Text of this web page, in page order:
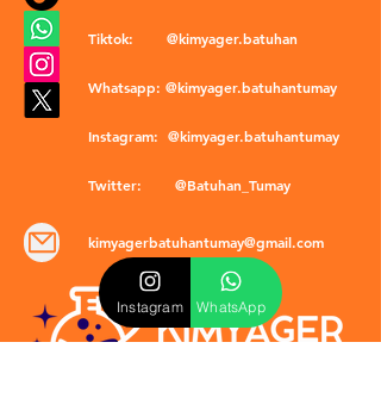
Tiktok: @kimyager.batuhan
Whatsapp: @kimyager.batuhantumay
Instagram: @kimyager.batuhantumay
Twitter: @Batuhan_Tumay
kimyagerbatuhantumay@gmail.com
Instagram WhatsApp